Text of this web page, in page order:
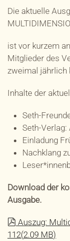
Die aktuelle
ist vor kurzem
Mitglieder des
zweimal jährlich
Inhalte der
Seth-
Seth-
Einladung
Nachklang
Download der
Ausgabe.
pdf
Auszug:
112(2.09 MB)